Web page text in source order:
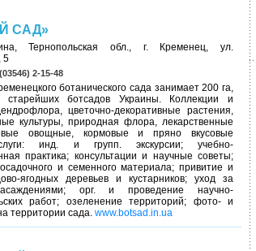
САД»
Тернопольская обл., г. Кременец, ул.
5
2-15-48
ботанического сада занимает 200 га,
ботсадов Украины. Коллекции и
цветочно-декоративные растения,
культуры, природная флора, лекарственные
овощные, кормовые и пряно вкусовые
инд. и групп. экскурсии; учебно-
практика; консультации и научные советы;
и семенного материала; привитие и
ягодных деревьев и кустарников; уход за
орг. и проведение научно-
работ; озеленение территорий; фото- и
территории сада. www.botsad.in.ua